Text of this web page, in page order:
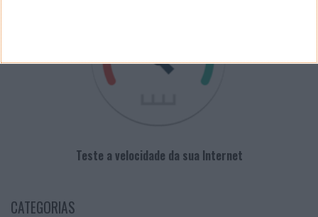
Teste a velocidade da sua Internet
CATEGORIAS